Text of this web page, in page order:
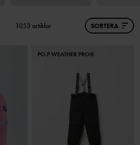
1053 artiklar SORTERA
PO.P WEATHER PRO®